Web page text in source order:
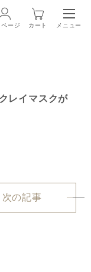
ページ カート メニュー
レイマスクが
次の記事